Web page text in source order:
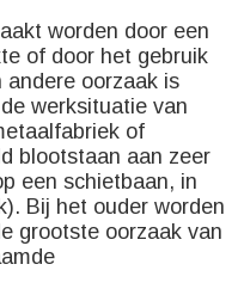
worden door een
of door het gebruik
andere oorzaak is
werksituatie van
of
blootstaan aan zeer
een schietbaan, in
Bij het ouder worden
grootste oorzaak van